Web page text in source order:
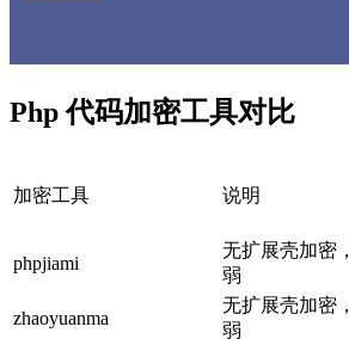
Php 代码加密工具对比
加密工具 说明
phpjiami
无扩展壳加密，
弱
zhaoyuanma
无扩展壳加密，
弱